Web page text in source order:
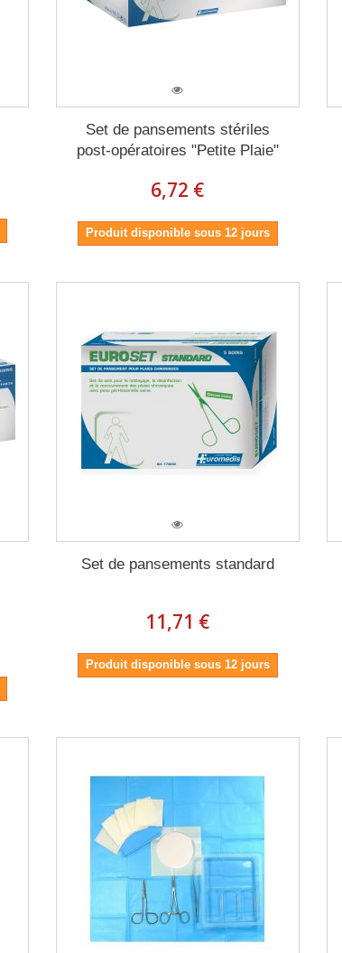
Set de pansements stériles
post-opératoires "Petite Plaie"
6,72 €
Produit disponible sous 12 jours
Set de pansements standard
11,71 €
Produit disponible sous 12 jours